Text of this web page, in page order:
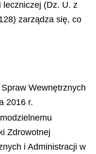
leczniczej (Dz. U. z
zarządza się, co
Wewnętrznych
2016 r.
Zdrowotnej
i Administracji w